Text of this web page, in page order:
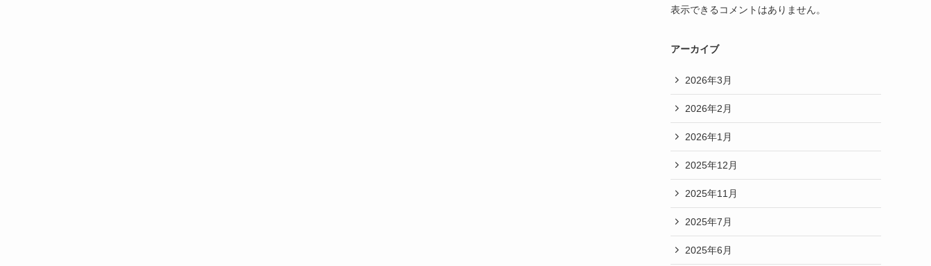
表示できるコメントはありません。
アーカイブ
2026年3月
2026年2月
2026年1月
2025年12月
2025年11月
2025年7月
2025年6月